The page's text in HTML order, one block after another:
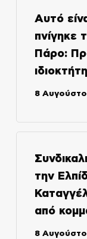
Αυτό
πνίγηκε
Πάρο:
8
την
από
8